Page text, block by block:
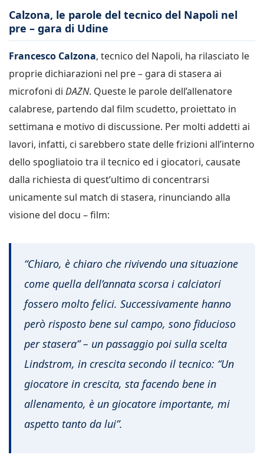
Calzona, le parole del tecnico del Napoli nel
pre – gara di Udine
Francesco Calzona, tecnico del Napoli, ha rilasciato le
proprie dichiarazioni nel pre – gara di stasera ai
microfoni di DAZN. Queste le parole dell’allenatore
calabrese, partendo dal film scudetto, proiettato in
settimana e motivo di discussione. Per molti addetti ai
lavori, infatti, ci sarebbero state delle frizioni all’interno
dello spogliatoio tra il tecnico ed i giocatori, causate
dalla richiesta di quest’ultimo di concentrarsi
unicamente sul match di stasera, rinunciando alla
visione del docu – film:
“Chiaro, è chiaro che rivivendo una situazione
come quella dell’annata scorsa i calciatori
fossero molto felici. Successivamente hanno
però risposto bene sul campo, sono fiducioso
per stasera”– un passaggio poi sulla scelta
Lindstrom, in crescita secondo il tecnico: “Un
giocatore in crescita, sta facendo bene in
allenamento, è un giocatore importante, mi
aspetto tanto da lui”.